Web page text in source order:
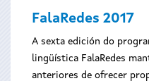
FalaRedes 2017
A sexta edición do
lingüística FalaRedes
anteriores de ofrecer